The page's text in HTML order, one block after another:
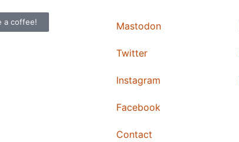
a coffee! Mastodon
Twitter
Instagram
Facebook
Contact